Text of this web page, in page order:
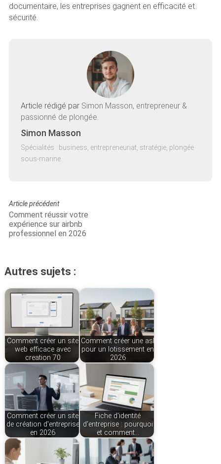
documentaire, les entreprises gagnent en efficacité et
sécurité.
Article rédigé par Simon Masson, entrepreneur &
passionné de plongée.
Simon Masson
Spécialités : business, entrepreneuriat, stratégie, plongée
sous-marine
Article précédent
Comment réussir votre
expérience sur airbnb
professionnel en 2026
Autres sujets :
Comment créer un site
web efficace avec
creation 70
Comment créer une asl
pour un lotissement en
2026
Comment créer un site
de création d'entreprise
en 2026
Fiche d'identité
d'entreprise : pourquoi
et comment…